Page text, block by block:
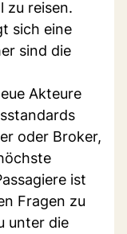
zu reisen.
sich eine
sind die
Akteure
oder Broker,
ist
Fragen zu
unter die